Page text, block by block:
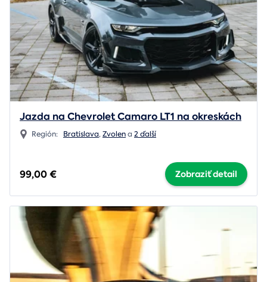
Jazda na Chevrolet Camaro LT1 na okreskách
Región: Bratislava,Zvolena 2 ďalší
99,00 € Zobraziť detail